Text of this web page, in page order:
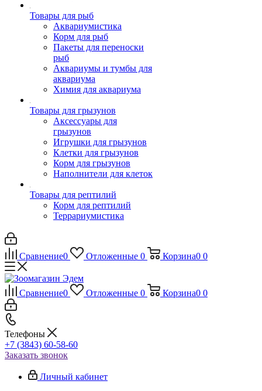
Товары для рыб
Аквариумистика
Корм для рыб
Пакеты для переноски
рыб
Аквариумы и тумбы для
аквариума
Химия для аквариума
Товары для грызунов
Аксессуары для
грызунов
Игрушки для грызунов
Клетки для грызунов
Корм для грызунов
Наполнители для клеток
Товары для рептилий
Корм для рептилий
Террариумистика
Сравнение0 Отложенные 0 Корзина0 0
Сравнение0 Отложенные 0 Корзина0 0
Телефоны
+7 (3843) 60-58-60
Заказать звонок
Личный кабинет